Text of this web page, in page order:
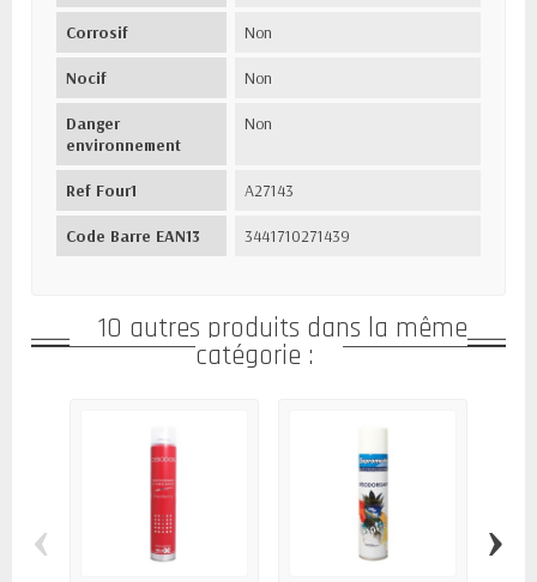
Corrosif Non
Nocif Non
Danger
environnement
Non
Ref Four1 A27143
Code Barre EAN13 3441710271439
10 autres produits dans la même
catégorie :
‹ ›